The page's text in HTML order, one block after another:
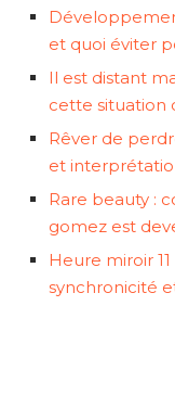
et quoi éviter
Il est distant
cette situation
Rêver de
et
Rare beauty :
gomez est
Heure miroir 11
synchronicité